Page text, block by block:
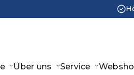
Über uns Service